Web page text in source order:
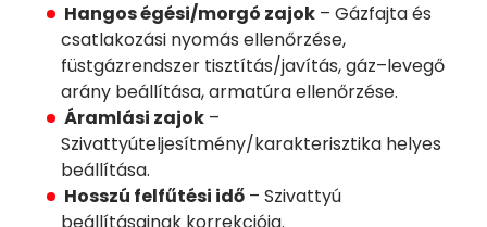
Hangos égési/morgó zajok – Gázfajta és
csatlakozási nyomás ellenőrzése,
füstgázrendszer tisztítás/javítás, gáz–levegő
arány beállítása, armatúra ellenőrzése.
Áramlási zajok –
Szivattyúteljesítmény/karakterisztika helyes
beállítása.
Hosszú felfűtési idő – Szivattyú